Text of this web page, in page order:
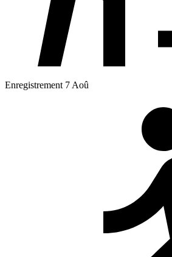
Enregistrement 7 Aoû